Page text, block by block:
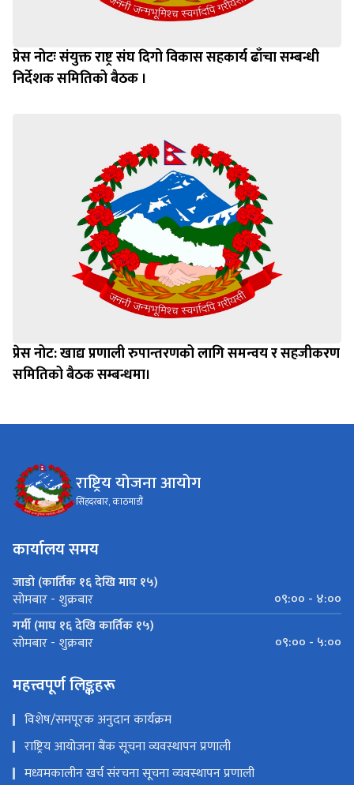
प्रेस नोटः संयुक्त राष्ट्र संघ दिगो विकास सहकार्य ढाँचा सम्बन्धी
निर्देशक समितिको बैठक ।
प्रेस नोट: खाद्य प्रणाली रुपान्तरणको लागि समन्वय र सहजीकरण
समितिको बैठक सम्बन्धमा।
राष्ट्रिय योजना आयोग
सिंहदरबार, काठमाडौं
कार्यालय समय
जाडो (कार्तिक १६ देखि माघ १५)
सोमबार - शुक्रबार
०९:०० - ४:००
गर्मी (माघ १६ देखि कार्तिक १५)
सोमबार - शुक्रबार ०९:०० - ५:००
महत्त्वपूर्ण लिङ्कहरू
विशेष/समपूरक अनुदान कार्यक्रम
राष्ट्रिय आयोजना बैंक सूचना व्यवस्थापन प्रणाली
मध्यमकालीन खर्च संरचना सूचना व्यवस्थापन प्रणाली